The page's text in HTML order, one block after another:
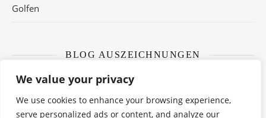
We value your privacy
We use cookies to enhance your browsing experience,
serve personalized ads or content, and analyze our
Golfen
BLOG AUSZEICHNUNGEN